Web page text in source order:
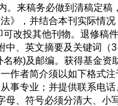
。来稿务必做到清稿定稿
》，并结合本刊实际情
改投其他刊物。退修稿
、英文摘要及关键词（
名称)及邮编。获得基金
作者简介须以如下格式
事专业；并提供联系电
、符号必须分清大、小